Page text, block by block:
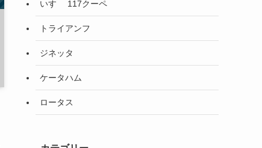
いすゞ 117クーペ
トライアンフ
ジネッタ
ケータハム
ロータス